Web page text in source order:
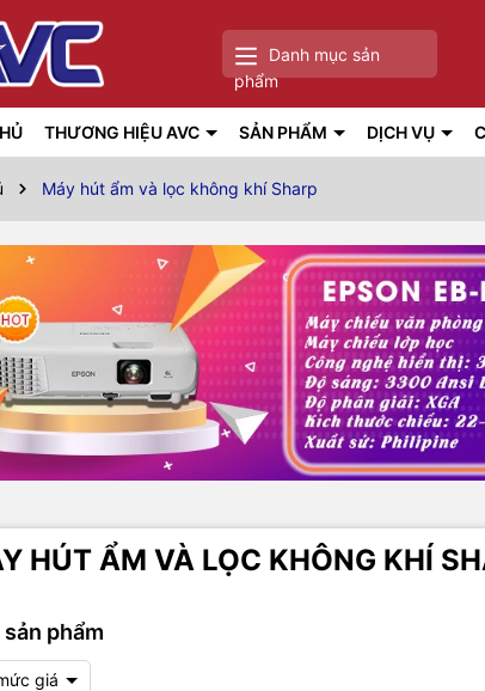
Danh mục sản
phẩm
THƯƠNG HIỆU AVC SẢN PHẨM DỊCH VỤ
Máy hút ẩm và lọc không khí Sharp
HÚT ẨM VÀ LỌC KHÔNG KHÍ
sản phẩm
giá